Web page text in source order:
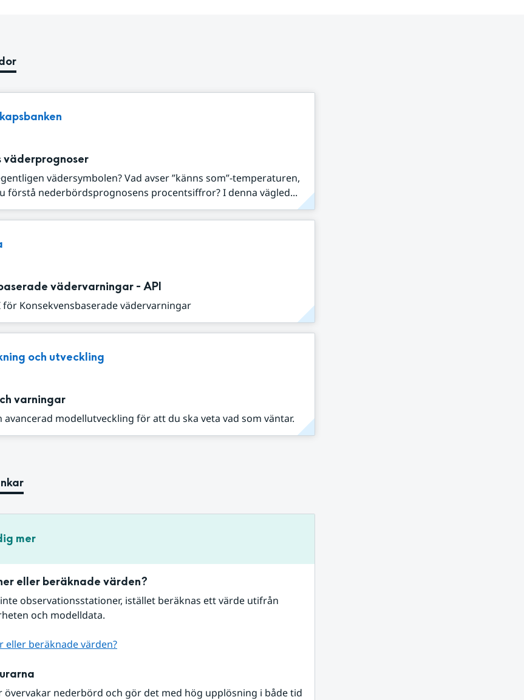
väderprognoser
vädersymbolen? Vad avser ”känns som”-temperaturen,
förstå nederbördsprognosens procentsiffror? I denna vägled...
vädervarningar - API
för Konsekvensbaserade vädervarningar
och utveckling
varningar
avancerad modellutveckling för att du ska veta vad som väntar.
mer
eller beräknade värden?
observationsstationer, istället beräknas ett värde utifrån
och modelldata.
eller beräknade värden?
övervakar nederbörd och gör det med hög upplösning i både tid